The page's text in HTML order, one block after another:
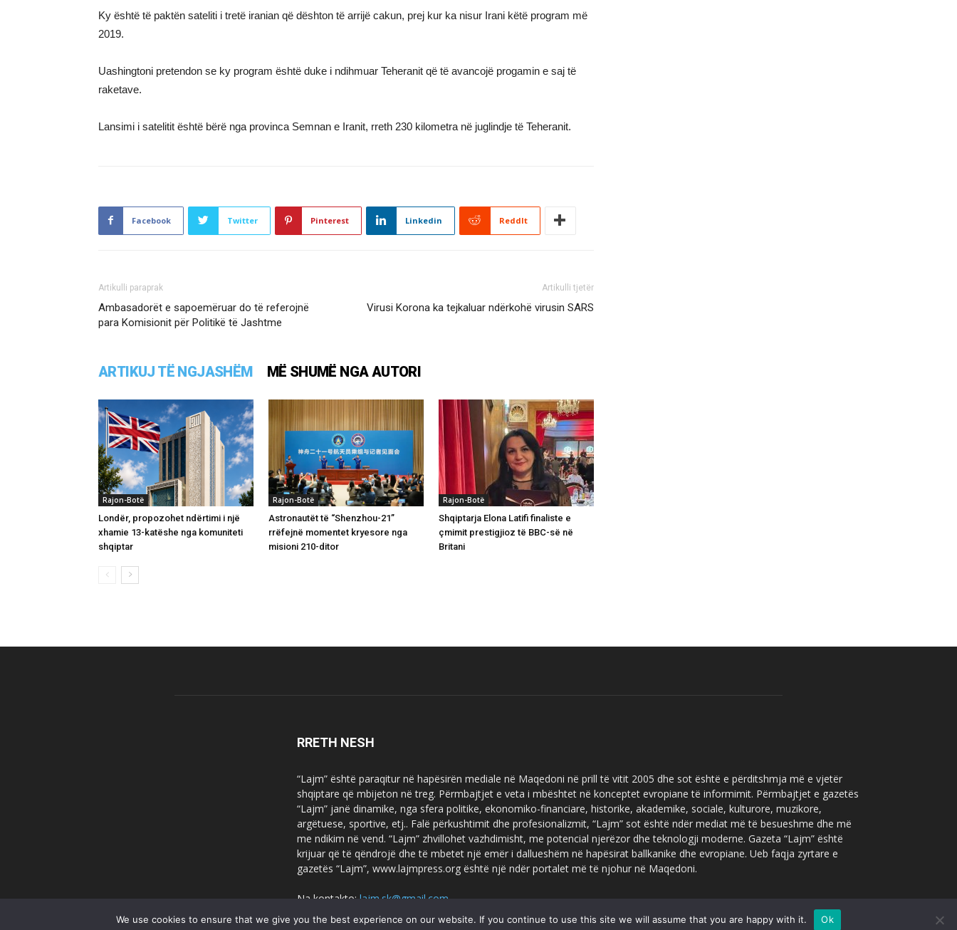
Ky është të paktën sateliti i tretë iranian që dështon të arrijë cakun, prej kur ka nisur Irani këtë program më
2019.
Uashingtoni pretendon se ky program është duke i ndihmuar Teheranit që të avancojë progamin e saj të
raketave.
Lansimi i satelitit është bërë nga provinca Semnan e Iranit, rreth 230 kilometra në juglindje të Teheranit.
Facebook Twitter Pinterest Linkedin ReddIt
Artikulli paraprak
Ambasadorët e sapoemëruar do të referojnë
para Komisionit për Politikë të Jashtme
Artikulli tjetër
Virusi Korona ka tejkaluar ndërkohë virusin SARS
ARTIKUJ TË NGJASHËM MË SHUMË NGA AUTORI
Rajon-Botë
Londër, propozohet ndërtimi i një
xhamie 13-katëshe nga komuniteti
shqiptar
Rajon-Botë
Astronautët të “Shenzhou-21”
rrëfejnë momentet kryesore nga
misioni 210-ditor
Rajon-Botë
Shqiptarja Elona Latifi finaliste e
çmimit prestigjioz të BBC-së në
Britani
RRETH NESH
“Lajm” është paraqitur në hapësirën mediale në Maqedoni në prill të vitit 2005 dhe sot është e përditshmja më e vjetër
shqiptare që mbijeton në treg. Përmbajtjet e veta i mbështet në konceptet evropiane të informimit. Përmbajtjet e gazetës
“Lajm” janë dinamike, nga sfera politike, ekonomiko-financiare, historike, akademike, sociale, kulturore, muzikore,
argëtuese, sportive, etj.. Falë përkushtimit dhe profesionalizmit, “Lajm” sot është ndër mediat më të besueshme dhe më
me ndikim në vend. “Lajm” zhvillohet vazhdimisht, me potencial njerëzor dhe teknologji moderne. Gazeta “Lajm” është
krijuar që të qëndrojë dhe të mbetet një emër i dallueshëm në hapësirat ballkanike dhe evropiane. Ueb faqja zyrtare e
gazetës “Lajm”, www.lajmpress.org është një ndër portalet më të njohur në Maqedoni.
Na kontakto:lajm.sk@gmail.com
We use cookies to ensure that we give you the best experience on our website. If you continue to use this site we will assume that you are happy with it. Ok